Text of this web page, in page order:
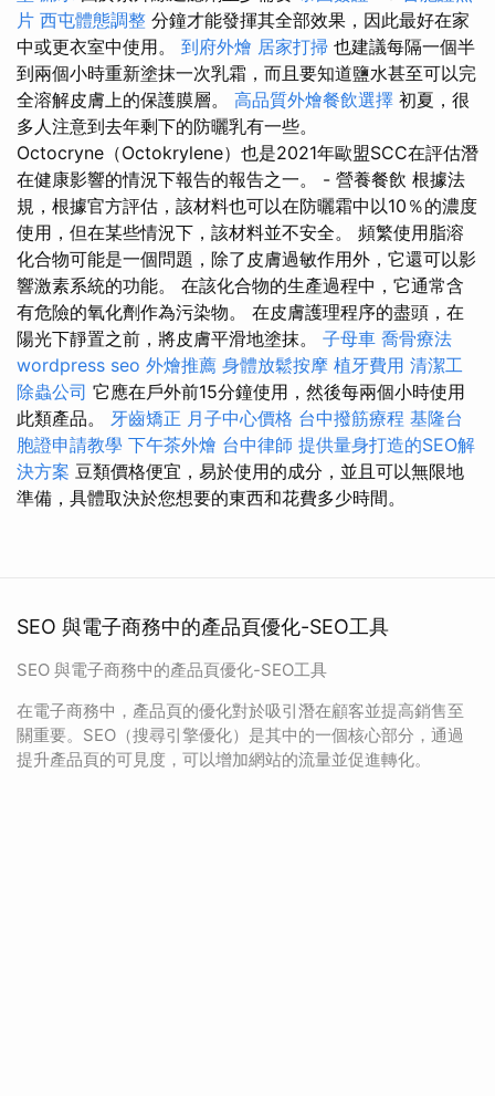
片 西屯體態調整 分鐘才能發揮其全部效果，因此最好在家
中或更衣室中使用。 到府外燴 居家打掃 也建議每隔一個半
到兩個小時重新塗抹一次乳霜，而且要知道鹽水甚至可以完
全溶解皮膚上的保護膜層。 高品質外燴餐飲選擇 初夏，很
多人注意到去年剩下的防曬乳有一些。
Octocryne（Octokrylene）也是2021年歐盟SCC在評估潛
在健康影響的情況下報告的報告之一。 - 營養餐飲 根據法
規，根據官方評估，該材料也可以在防曬霜中以10％的濃度
使用，但在某些情況下，該材料並不安全。 頻繁使用脂溶
化合物可能是一個問題，除了皮膚過敏作用外，它還可以影
響激素系統的功能。 在該化合物的生產過程中，它通常含
有危險的氧化劑作為污染物。 在皮膚護理程序的盡頭，在
陽光下靜置之前，將皮膚平滑地塗抹。 子母車 喬骨療法
wordpress seo 外燴推薦 身體放鬆按摩 植牙費用 清潔工
除蟲公司 它應在戶外前15分鐘使用，然後每兩個小時使用
此類產品。 牙齒矯正 月子中心價格 台中撥筋療程 基隆台
胞證申請教學 下午茶外燴 台中律師 提供量身打造的SEO解
決方案 豆類價格便宜，易於使用的成分，並且可以無限地
準備，具體取決於您想要的東西和花費多少時間。
SEO 與電子商務中的產品頁優化-SEO工具
SEO 與電子商務中的產品頁優化-SEO工具
在電子商務中，產品頁的優化對於吸引潛在顧客並提高銷售至
關重要。SEO（搜尋引擎優化）是其中的一個核心部分，通過
提升產品頁的可見度，可以增加網站的流量並促進轉化。